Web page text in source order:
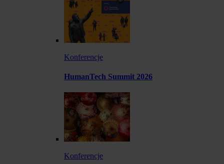
Konferencje
HumanTech Summit 2026
Konferencje